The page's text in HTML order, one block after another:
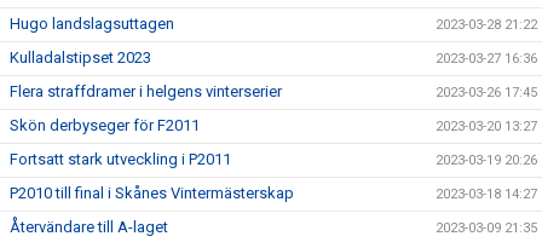
Hugo landslagsuttagen 2023-03-28 21:22
Kulladalstipset 2023 2023-03-27 16:36
Flera straffdramer i helgens vinterserier 2023-03-26 17:45
Skön derbyseger för F2011 2023-03-20 13:27
Fortsatt stark utveckling i P2011 2023-03-19 20:26
P2010 till final i Skånes Vintermästerskap 2023-03-18 14:27
Återvändare till A-laget 2023-03-09 21:35